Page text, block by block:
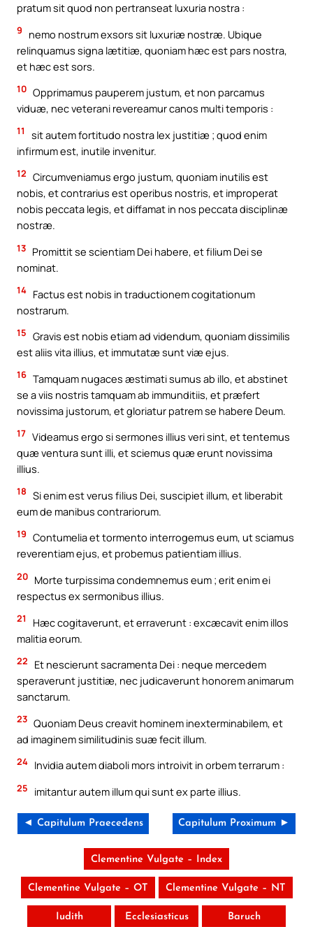
pratum sit quod non pertranseat luxuria nostra :
9
nemo nostrum exsors sit luxuriæ nostræ. Ubique
relinquamus signa lætitiæ, quoniam hæc est pars nostra,
et hæc est sors.
10 Opprimamus pauperem justum, et non parcamus
viduæ, nec veterani revereamur canos multi temporis :
11
sit autem fortitudo nostra lex justitiæ ; quod enim
infirmum est, inutile invenitur.
12 Circumveniamus ergo justum, quoniam inutilis est
nobis, et contrarius est operibus nostris, et improperat
nobis peccata legis, et diffamat in nos peccata disciplinæ
nostræ.
13 Promittit se scientiam Dei habere, et filium Dei se
nominat.
14 Factus est nobis in traductionem cogitationum
nostrarum.
15 Gravis est nobis etiam ad videndum, quoniam dissimilis
est aliis vita illius, et immutatæ sunt viæ ejus.
16 Tamquam nugaces æstimati sumus ab illo, et abstinet
se a viis nostris tamquam ab immunditiis, et præfert
novissima justorum, et gloriatur patrem se habere Deum.
17 Videamus ergo si sermones illius veri sint, et tentemus
quæ ventura sunt illi, et sciemus quæ erunt novissima
illius.
18 Si enim est verus filius Dei, suscipiet illum, et liberabit
eum de manibus contrariorum.
19 Contumelia et tormento interrogemus eum, ut sciamus
reverentiam ejus, et probemus patientiam illius.
20 Morte turpissima condemnemus eum ; erit enim ei
respectus ex sermonibus illius.
21
Hæc cogitaverunt, et erraverunt : excæcavit enim illos
malitia eorum.
22
Et nescierunt sacramenta Dei : neque mercedem
speraverunt justitiæ, nec judicaverunt honorem animarum
sanctarum.
23 Quoniam Deus creavit hominem inexterminabilem, et
ad imaginem similitudinis suæ fecit illum.
24 Invidia autem diaboli mors introivit in orbem terrarum :
25 imitantur autem illum qui sunt ex parte illius.
◄ Capitulum Praecedens Capitulum Proximum ►
Clementine Vulgate – Index
Clementine Vulgate – OT Clementine Vulgate – NT
Iudith Ecclesiasticus Baruch